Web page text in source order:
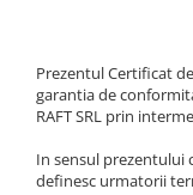
Prezentul Certificat
garantia de
RAFT SRL prin
In sensul
definesc urmatorii